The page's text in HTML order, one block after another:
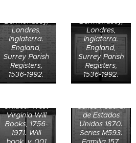
Bermondsey,
Londres,
Inglaterra.
England,
Surrey Parish
Registers,
1536-1992.
Bermondsey,
Londres,
Inglaterra.
England,
Surrey Parish
Registers,
1536-1992.
Jesse Danser,
1849; citando
Monongalia,
Unidos. West
Virginia Will
Books, 1756-
1971. Will
Joseph South
de 78 años en
New York,
Estados
Censo Federal
de Estados
Unidos 1870.
Series M593.
William
Danser de 39
Danser de 69
años en 1900
en
Morgantown